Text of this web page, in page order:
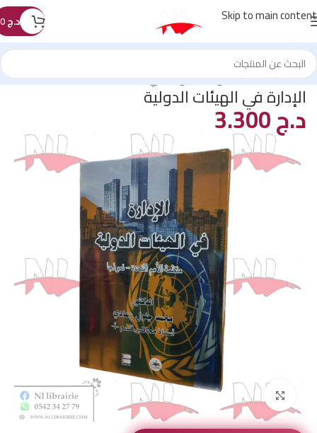
Skip to main content د.ج
الرئيسية/كتب القانون/القانون الدولي
الإدارة في الهيئات الدولية
د.ج3.300
Click to enlarge